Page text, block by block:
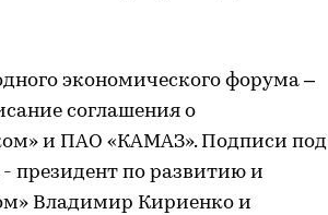
экономического форума –
соглашения о
и ПАО «КАМАЗ». Подписи под
президент по развитию и
Владимир Кириенко и